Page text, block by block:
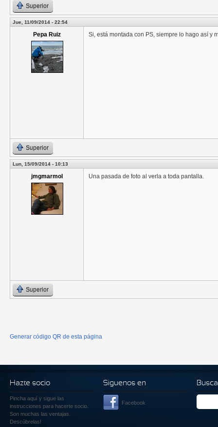
Superior
Jue, 11/09/2014 - 22:54
Pepa Ruiz Si, está montada con PS, siempre lo hago así y
Superior
Lun, 15/09/2014 - 10:13
jmgmarmol Una pasada de foto al verla a toda pantalla.
Superior
Generar código QR de esta página
Hazte socio
Pincha aquí y sigue las
instrucciones para hacerte socio.
Son muchas las ventajas.
Descúbrelas!
Siguenos en
Facebook